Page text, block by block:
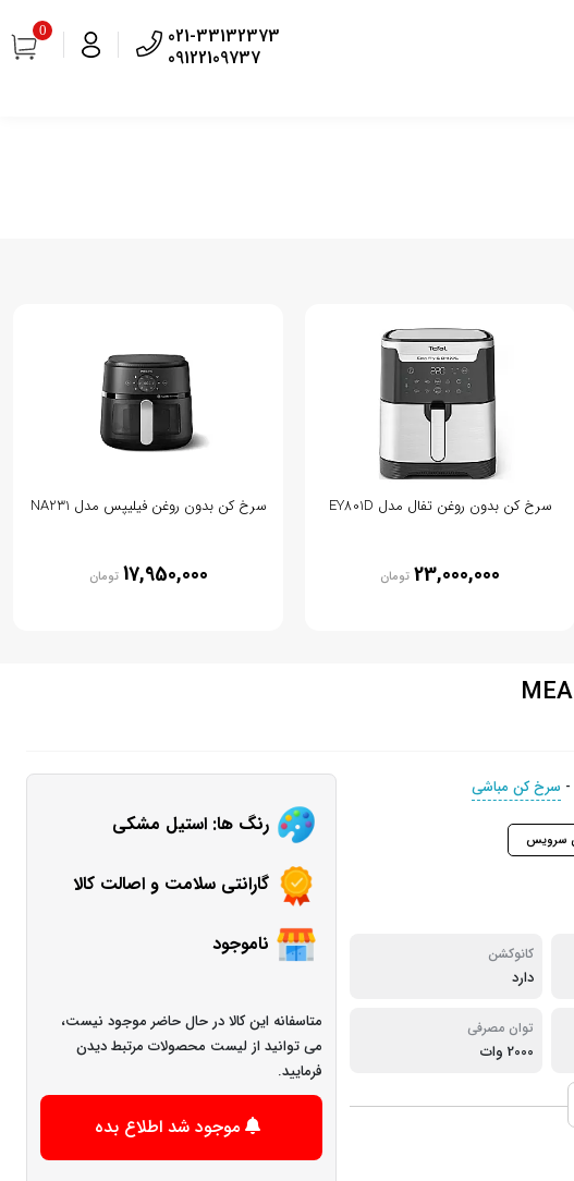
021-33132373
09122109737
0
سرخ کن بدون روغن تفال مدل EY801D
23,000,000 تومان
سرخ کن بدون روغن فیلیپس مدل NA231
17,950,000 تومان
- سرخ کن مباشی
کانوکشن
دارد
توان مصرفی
2000 وات
رنگ ها: استیل مشکی
گارانتی سلامت و اصالت کالا
ناموجود
متاسفانه این کالا در حال حاضر موجود نیست،
می توانید از لیست محصولات مرتبط دیدن
فرمایید.
موجود شد اطلاع بده